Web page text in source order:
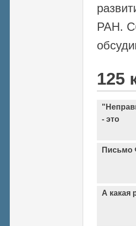
РАН.
125
- это
Письмо
А какая